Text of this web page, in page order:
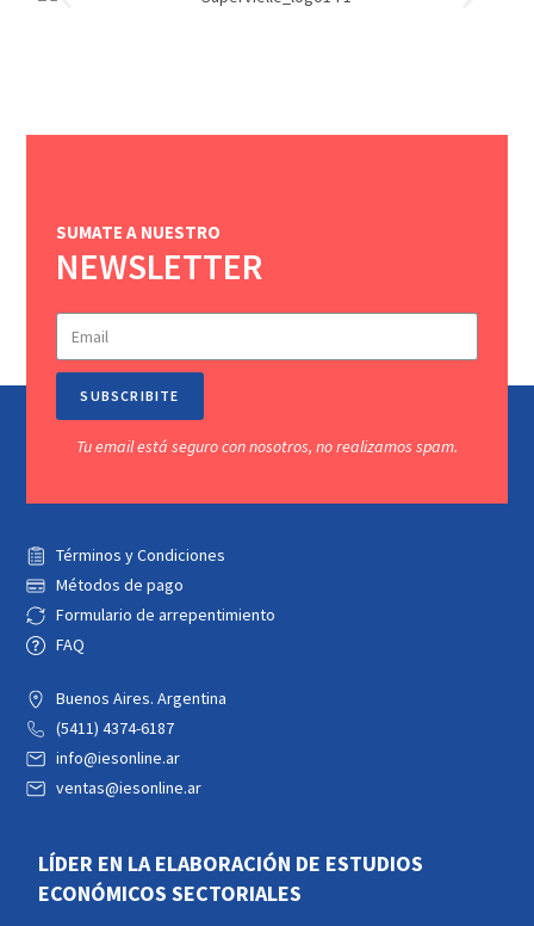
SUMATE A NUESTRO
NEWSLETTER
SUBSCRIBITE
Tu email está seguro con nosotros, no realizamos spam.
Términos y Condiciones
Métodos de pago
Formulario de arrepentimiento
FAQ
Buenos Aires. Argentina
(5411) 4374-6187
info@iesonline.ar
ventas@iesonline.ar
LÍDER EN LA ELABORACIÓN DE ESTUDIOS
ECONÓMICOS SECTORIALES